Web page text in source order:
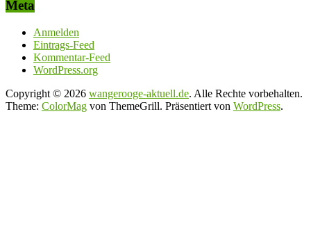
Meta
Anmelden
Eintrags-Feed
Kommentar-Feed
WordPress.org
Copyright © 2026 wangerooge-aktuell.de. Alle Rechte vorbehalten.
Theme: ColorMag von ThemeGrill. Präsentiert von WordPress.